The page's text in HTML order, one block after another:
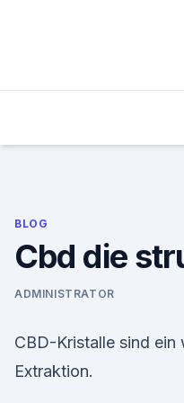
BLOG
Cbd die
ADMINISTRATOR
CBD-Kristalle sind ein
Extraktion.